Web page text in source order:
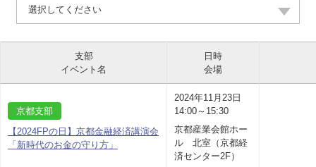
選択してください
支部
イベント名
日時
会場
京都支部
【2024FPの日】京都金融経済講演会
「新時代のお金の守り方」
2024年11月23日
14:00～15:30
京都産業会館ホー
ル 北室（京都経
済センター2F）